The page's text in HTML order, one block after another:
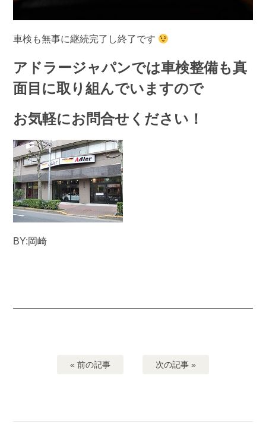
車検も無事に継続完了し終了です
アドラージャパンでは車検整備も真
面目に取り組んでいますので
お気軽にお問合せください！
BY:岡崎
« 前の記事 次の記事 »